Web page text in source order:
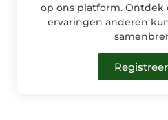
op ons platform. Ontdek
ervaringen anderen